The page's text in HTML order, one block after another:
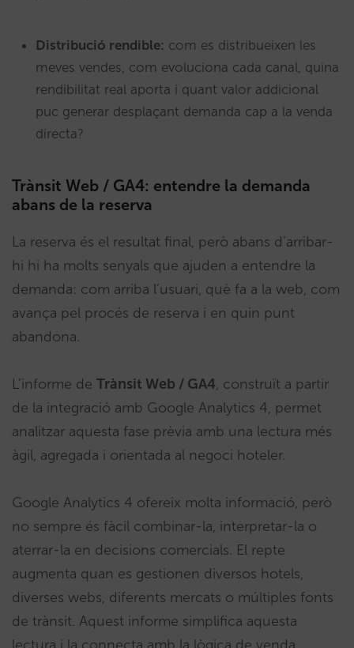
Distribució rendible: com es distribueixen les
meves vendes, com evoluciona cada canal, quina
rendibilitat real aporta i quant valor addicional
puc generar desplaçant demanda cap a la venda
directa?
Trànsit Web / GA4: entendre la demanda
abans de la reserva
La reserva és el resultat final, però abans d’arribar-
hi hi ha molts senyals que ajuden a entendre la
demanda: com arriba l’usuari, què fa a la web, com
avança pel procés de reserva i en quin punt
abandona.
L’informe de Trànsit Web / GA4, construït a partir
de la integració amb Google Analytics 4, permet
analitzar aquesta fase prèvia amb una lectura més
àgil, agregada i orientada al negoci hoteler.
Google Analytics 4 ofereix molta informació, però
no sempre és fàcil combinar-la, interpretar-la o
aterrar-la en decisions comercials. El repte
augmenta quan es gestionen diversos hotels,
diverses webs, diferents mercats o múltiples fonts
de trànsit. Aquest informe simplifica aquesta